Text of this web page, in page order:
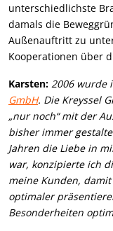
unterschiedlichste
damals die
Außenauftritt zu
Kooperationen über
Karsten: 2006 wurde
GmbH. Die Kreyssel
„nur noch“ mit der
bisher immer
Jahren die Liebe in
war, konzipierte ich
meine Kunden,
optimaler
Besonderheiten